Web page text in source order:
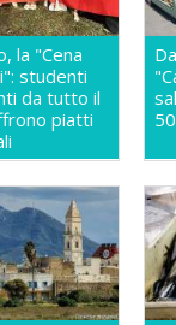
la "Cena
studenti
da tutto il
piatti